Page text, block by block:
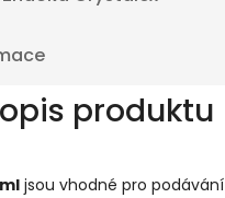
produktu
jsou vhodné pro podávání